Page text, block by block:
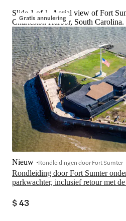
Gratis annulering
Slide 1 of 1, Aerial view of Fort
Charleston Harbor, South Carolina.
Rondleiding door Fort Sumter
parkwachter, inclusief retour met
Nieuw Rondleidingen door Fort Sumter
$ 43